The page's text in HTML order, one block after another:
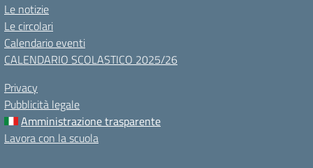
Le notizie
Le circolari
Calendario eventi
CALENDARIO SCOLASTICO 2025/26
Privacy
Pubblicità legale
Amministrazione trasparente
Lavora con la scuola